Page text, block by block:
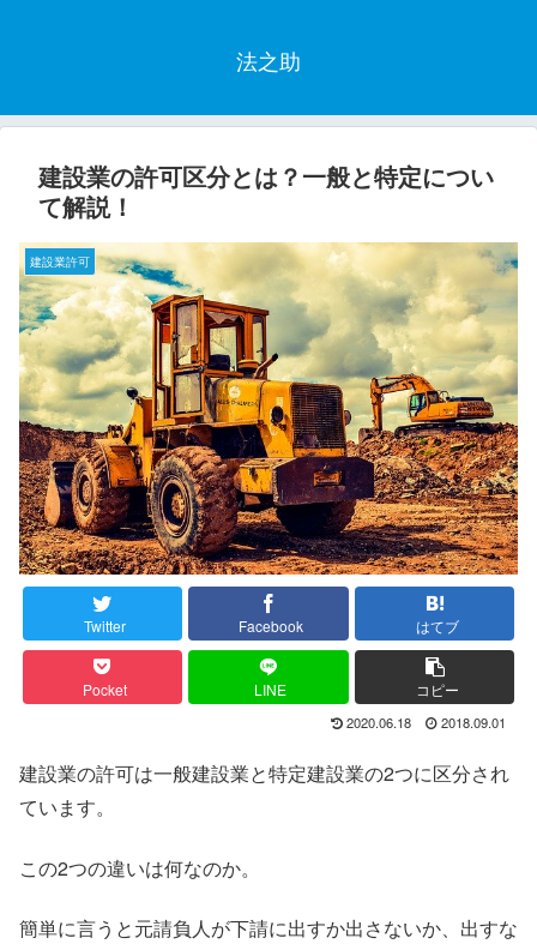
法之助
建設業の許可区分とは？一般と特定につい
て解説！
建設業許可
Twitter Facebook はてブ
Pocket LINE コピー
2020.06.18 2018.09.01
建設業の許可は一般建設業と特定建設業の2つに区分され
ています。
この2つの違いは何なのか。
簡単に言うと元請負人が下請に出すか出さないか、出すな